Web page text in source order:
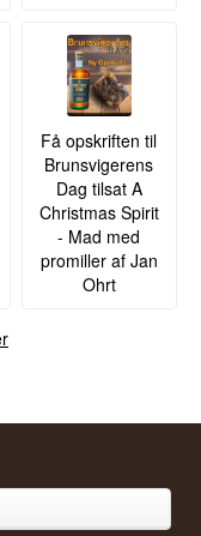
Få opskriften til
Brunsvigerens
Dag tilsat A
Christmas Spirit
- Mad med
promiller af Jan
Ohrt